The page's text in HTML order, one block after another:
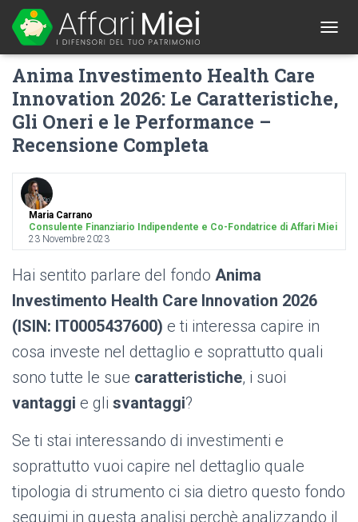
O
L
I
O
Anima Investimento Health Care
Innovation 2026: Le Caratteristiche,
Gli Oneri e le Performance –
Recensione Completa
Maria Carrano
Consulente Finanziario Indipendente e Co-Fondatrice di Affari Miei
23 Novembre 2023
Hai sentito parlare del fondo Anima
Investimento Health Care Innovation 2026
(ISIN: IT0005437600) e ti interessa capire in
cosa investe nel dettaglio e soprattutto quali
sono tutte le sue caratteristiche, i suoi
vantaggi e gli svantaggi?
Se ti stai interessando di investimenti e
soprattutto vuoi capire nel dettaglio quale
tipologia di strumento ci sia dietro questo fondo
seguimi in questa analisi perchè analizzando il